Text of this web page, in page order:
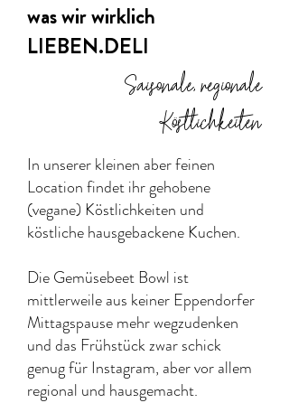
was wir wirklich
LIEBEN.DELI
Saisonale, regionale
Köstlichkeiten
In unserer kleinen aber feinen
Location findet ihr gehobene
(vegane) Köstlichkeiten und
köstliche hausgebackene Kuchen.
Die Gemüsebeet Bowl ist
mittlerweile aus keiner Eppendorfer
Mittagspause mehr wegzudenken
und das Frühstück zwar schick
genug für Instagram, aber vor allem
regional und hausgemacht.